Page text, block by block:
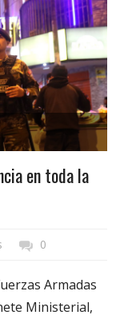
en toda la
0
Armadas
Ministerial,